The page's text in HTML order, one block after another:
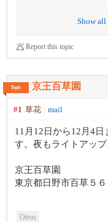
Show
Report this topic
Topic 京王百草園
#1 草花 mail
11月12日から12月4
す。夜もライトアップ
京王百草園
東京都日野市百草５６
Otros